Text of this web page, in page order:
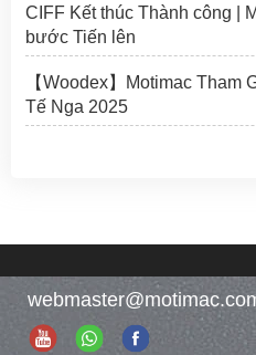
CIFF Kết thúc Thành công |
bước Tiến lên
【Woodex】Motimac Tham
Tế Nga 2025